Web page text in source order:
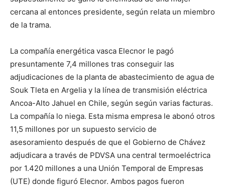
cercana al entonces presidente, según relata un miembro
de la trama.
La compañía energética vasca Elecnor le pagó
presuntamente 7,4 millones tras conseguir las
adjudicaciones de la planta de abastecimiento de agua de
Souk Tleta en Argelia y la línea de transmisión eléctrica
Ancoa-Alto Jahuel en Chile, según según varias facturas.
La compañía lo niega. Esta misma empresa le abonó otros
11,5 millones por un supuesto servicio de
asesoramiento después de que el Gobierno de Chávez
adjudicara a través de PDVSA una central termoeléctrica
por 1.420 millones a una Unión Temporal de Empresas
(UTE) donde figuró Elecnor. Ambos pagos fueron